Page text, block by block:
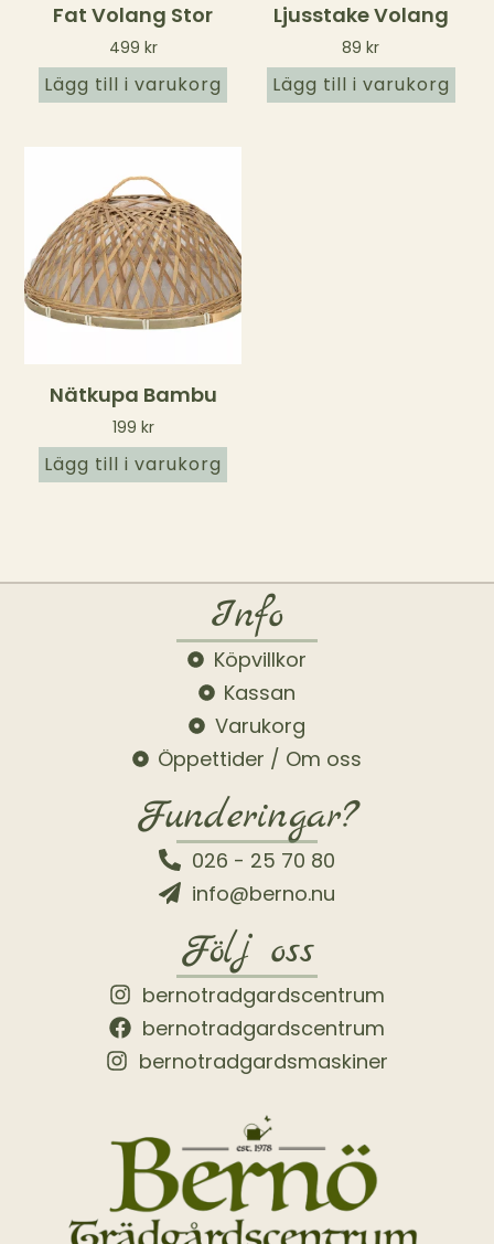
Fat Volang Stor
499 kr
Lägg till i varukorg
Ljusstake Volang
89kr
Lägg till i varukorg
Nätkupa Bambu
199 kr
Lägg till i varukorg
Info
Köpvillkor
Kassan
Varukorg
Öppettider / Om oss
Funderingar?
026 - 25 70 80
info@berno.nu
Följ oss
bernotradgardscentrum
bernotradgardscentrum
bernotradgardsmaskiner